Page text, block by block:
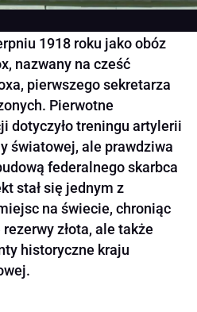
1918 roku jako obóz
nazwany na cześć
pierwszego sekretarza
Pierwotne
dotyczyło treningu artylerii
światowej, ale prawdziwa
federalnego skarbca
stał się jednym z
na świecie, chroniąc
złota, ale także
historyczne kraju